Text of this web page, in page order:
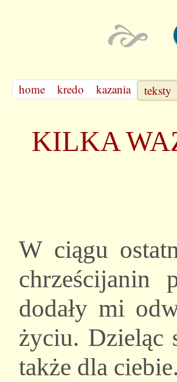
home kredo kazania teksty
KILKA
W ciągu
chrześcijanin
dodały mi
życiu. Dzieląc
także dla ciebie.